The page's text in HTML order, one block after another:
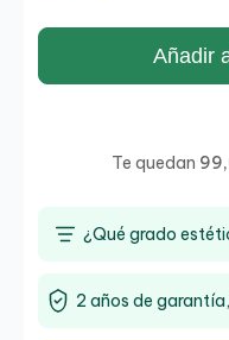
Añadir
Te quedan
¿Qué grado
2 años de